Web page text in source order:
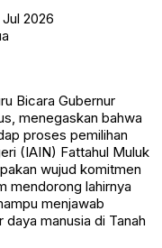
2026
Bicara Gubernur
menegaskan bahwa
proses pemilihan
(IAIN) Fattahul Muluk
wujud komitmen
mendorong lahirnya
menjawab
manusia di Tanah